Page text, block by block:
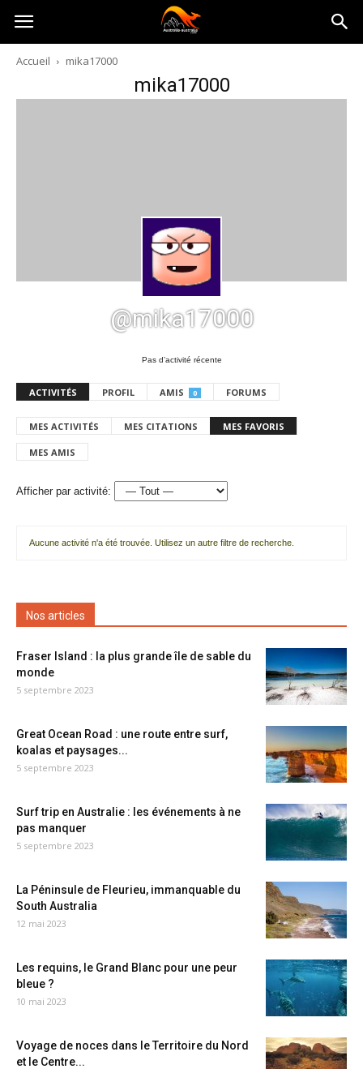
Australia-
australie.com
Accueil mika17000
mika17000
@mika17000
Pas d’activité récente
ACTIVITÉS PROFIL AMIS 0 FORUMS
MES ACTIVITÉS MES CITATIONS MES FAVORIS
MES AMIS
Afficher par activité:
Aucune activité n'a été trouvée. Utilisez un autre filtre de recherche.
Nos articles
Fraser Island : la plus grande île de sable du
monde
5 septembre 2023
Great Ocean Road : une route entre surf,
koalas et paysages...
5 septembre 2023
Surf trip en Australie : les événements à ne
pas manquer
5 septembre 2023
La Péninsule de Fleurieu, immanquable du
South Australia
12 mai 2023
Les requins, le Grand Blanc pour une peur
bleue ?
10 mai 2023
Voyage de noces dans le Territoire du Nord
et le Centre...